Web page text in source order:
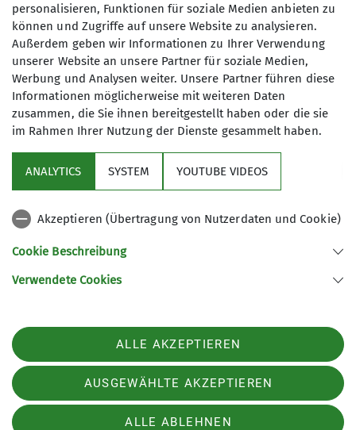
Jahrgang 2008-2010
Kontakt aufnehmen
Anmeldung
Anfrage senden
Sektion
Kontakt
71638 Ludwigsburg
Telefon +497141927893
personalisieren, Funktionen für soziale Medien anbieten zu
können und Zugriffe auf unsere Website zu analysieren.
Außerdem geben wir Informationen zu Ihrer Verwendung
unserer Website an unsere Partner für soziale Medien,
Werbung und Analysen weiter. Unsere Partner führen diese
Informationen möglicherweise mit weiteren Daten
zusammen, die Sie ihnen bereitgestellt haben oder die sie
im Rahmen Ihrer Nutzung der Dienste gesammelt haben.
ANALYTICS SYSTEM YOUTUBE VIDEOS
Akzeptieren (Übertragung von Nutzerdaten und Cookie)
Cookie Beschreibung
Verwendete Cookies
ALLE AKZEPTIEREN
AUSGEWÄHLTE AKZEPTIEREN
ALLE ABLEHNEN